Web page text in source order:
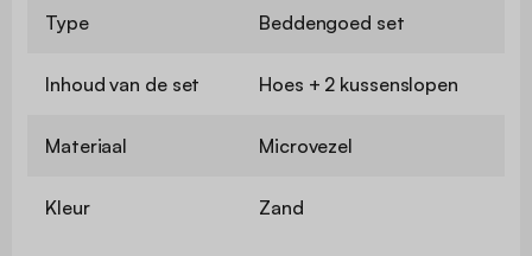
Type Beddengoed set
Inhoud van de set Hoes + 2 kussenslopen
Materiaal Microvezel
Kleur Zand